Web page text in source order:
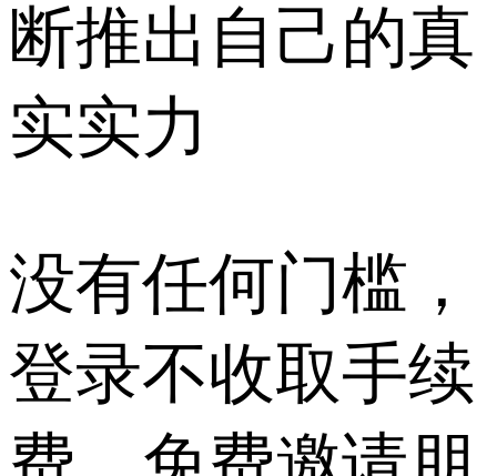
断推出自己的真
实实力
没有任何门槛，
登录不收取手续